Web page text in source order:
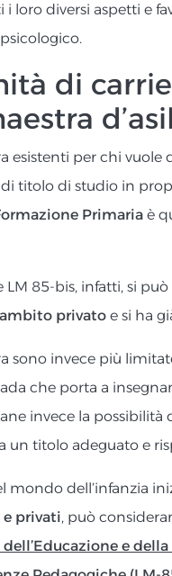
loro diversi aspetti e
di
esistenti per chi vuole
titolo di studio in
Primaria è
LM 85-bis, infatti, si può
privato e si ha
sono invece più
che porta a
invece la
un titolo adeguato e
mondo dell’infanzia
privati, può
e della